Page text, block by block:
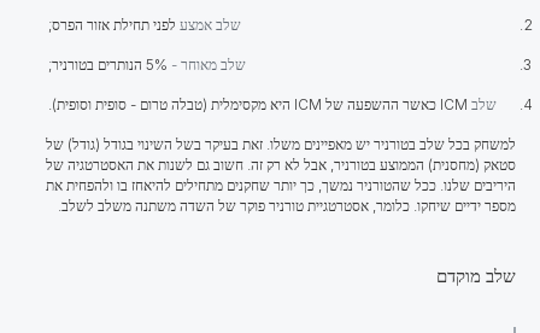
שלב אמצע לפני תחילת אזור הפרס;
שלב מאוחר - 5% הנותרים בטורניר;
שלב כאשר ההשפעה של ICM היא מקסימלית (טבלה טרום - סופית וסופית).
​​​​למשחק בכל שלב בטורניר יש מאפיינים משלו. זאת בעיקר בשל השינוי בגודל (גודל) של
סטאק (מחסנית) הממוצע בטורניר, אבל לא רק זה. חשוב גם לשנות את האסטרטגיה של
היריבים שלנו. ככל שהטורניר נמשך, כך יותר שחקנים מתחילים להיאחז בו ולהפחית את
מספר ידיים שיחקו. כלומר, אסטרטגיית טורניר פוקר של השדה משתנה משלב לשלב.
שלב מוקדם